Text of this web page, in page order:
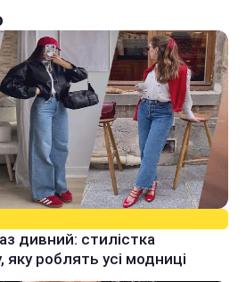
дивний: стилістка
роблять усі модниці